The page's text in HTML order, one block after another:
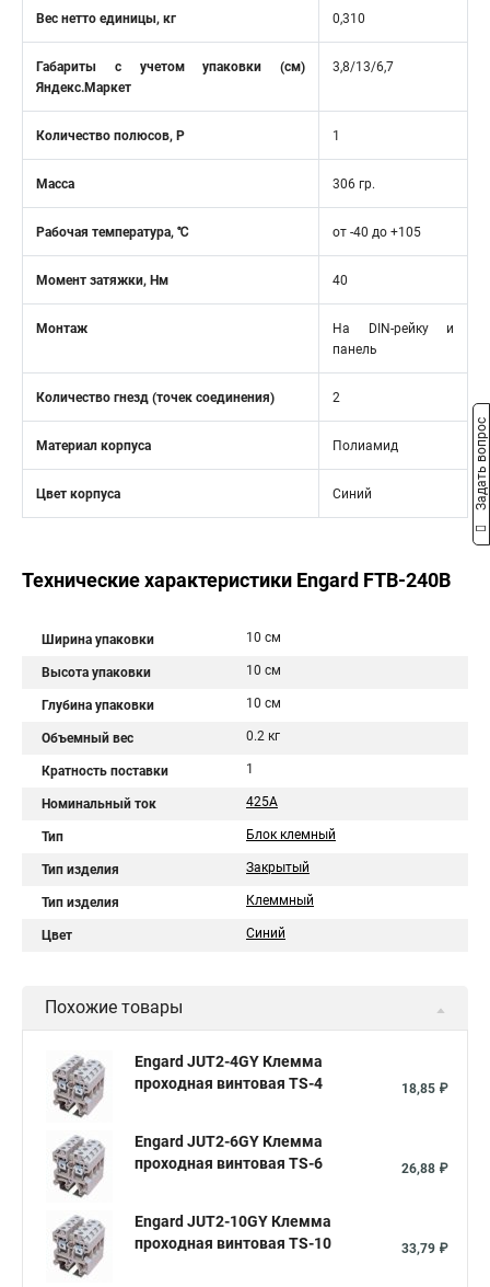
Вес нетто единицы, кг 0,310
Габариты с учетом упаковки (см)
Яндекс.Маркет
3,8/13/6,7
Количество полюсов, Р 1
Масса 306 гр.
Рабочая температура, ℃ от -40 до +105
Момент затяжки, Нм 40
Монтаж
На DIN-рейку и
панель
Количество гнезд (точек соединения) 2
Материал корпуса Полиамид
Цвет корпуса Синий
Технические характеристики Engard FTB-240B
Ширина упаковки 10 см
Высота упаковки 10 см
Глубина упаковки 10 см
Объемный вес 0.2 кг
Кратность поставки 1
Номинальный ток 425А
Тип Блок клемный
Тип изделия Закрытый
Тип изделия Клеммный
Цвет Синий
Похожие товары
Engard JUT2-4GY Клемма
проходная винтовая TS-4
18,85 ₽
Engard JUT2-6GY Клемма
проходная винтовая TS-6
26,88 ₽
Engard JUT2-10GY Клемма
проходная винтовая TS-10
33,79 ₽
Задать вопрос